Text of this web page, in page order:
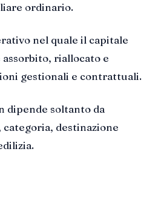
ordinario.
nel quale il capitale
riallocato e
gestionali e contrattuali.
dipende soltanto da
destinazione